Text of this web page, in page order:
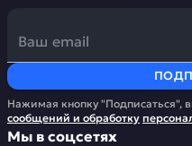
Нажимая кнопку "Подписаться",
сообщений и обработку
Мы в соцсетях